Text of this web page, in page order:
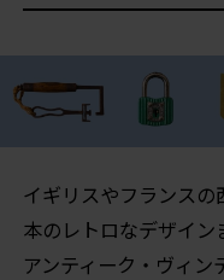
イギリスやフランス
本のレトロなデザイン
アンティーク・ヴィ